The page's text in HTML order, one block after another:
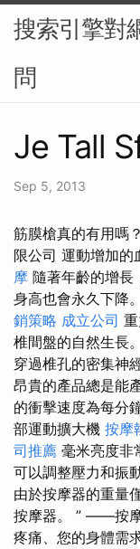
搜索引擎對
問
Je Tall
Sep 5, 2013
筋膜槍真的有用嗎
限公司 運動增加的
摩 隨著年齡的增長
身高也會永久下降。
銷策略 成立公司
椎間盤的自然生長。
穿過椎孔的密集神
昂貴的產品總是能
的衝擊速度為每分
部運動擴大機 按摩
司推薦 毫米亮度非
可以調整壓力和振
由於按摩器的重量
按摩器。 ” ——按
疼痛、您的身體需